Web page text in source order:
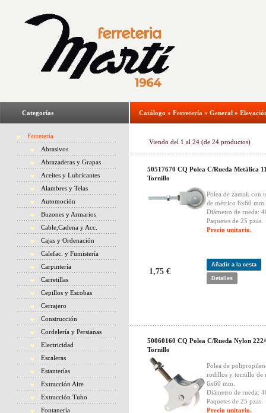
Categorías
Ferretería
Abrasivos
Abrazaderas y Grapas
Aceites y Lubricantes
Alambres y Telas
Automoción
Buzones y Armarios
Cable,Cadena y Acc.
Cajas y Ordenación
Calefac. y Fumistería
Carpintería
Carretillas
Cepillos y Escobas
Cerrajero
Construcción
Cordelería y Persianas
Electricidad
Escaleras
Estanterías
Extracción Aire
Extracción Tubo
Fontanería
Catálogo » Ferretería » General »
Viendo del 1 al 24 (de 24 productos)
50517670 CQ Polea C/Rueda Metálica
Tornillo
Polea de zamak con
de métrico 6x60 mm.
Diámetro de rueda:
Paquetes de 25 pzas.
Precio unitario.
1,75 €
Añadir a la cesta
Detalles
50060160 CQ Polea C/Rueda Nylon
Tornillo
Polea de
rodillos y tornillo de
6x60 mm.
Diámetro de rueda:
Paquetes de 25 pzas.
Precio unitario.